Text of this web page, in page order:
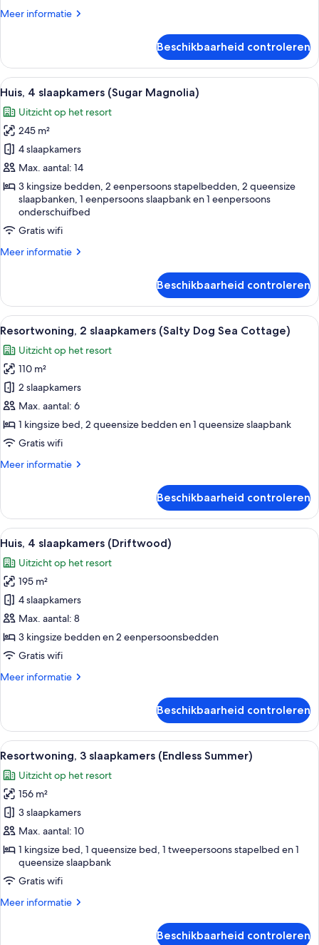
Meer informatie
Meer
3
slaapkamers
Beschikbaarheid controleren
Alle
foto's
voor
Huis,
4
slaapkamers
(Sugar
Magnolia)
laden
Een huis met twee verdiepingen,
27
Huis, 4 slaapkamers (Sugar Magnolia)
Uitzicht op het resort
245 m²
4 slaapkamers
Max. aantal: 14
3 kingsize bedden, 2 eenpersoons stapelbedden, 2 queensize
slaapbanken, 1 eenpersoons slaapbank en 1 eenpersoons
onderschuifbed
Gratis wifi
Meer informatie
Meer
4
slaapkamers
(Sugar
Beschikbaarheid controleren
Alle
foto's
voor
Resortwoning,
2
slaapkamers
(Salty
Dog
Cottage)
Een slaapkamer met een bed,
9
Resortwoning, 2 slaapkamers (Salty Dog Sea Cottage)
Uitzicht op het resort
110 m²
2 slaapkamers
Max. aantal: 6
1 kingsize bed, 2 queensize bedden en 1 queensize slaapbank
Gratis wifi
Meer informatie
Meer
2
slaapkamers
(Salty
Sea
Cottage)
Beschikbaarheid controleren
Alle
foto's
voor
Huis,
4
slaapkamers
(Driftwood)
laden
Een huis met twee verdiepingen,
34
Huis, 4 slaapkamers (Driftwood)
Uitzicht op het resort
195 m²
4 slaapkamers
Max. aantal: 8
3 kingsize bedden en 2 eenpersoonsbedden
Gratis wifi
Meer informatie
Meer
4
slaapkamers
(Driftwood)
Beschikbaarheid controleren
Alle
foto's
voor
Resortwoning,
3
slaapkamers
(Endless
Summer)
laden
Een rode golfkarretje geparkeerd
14
Resortwoning, 3 slaapkamers (Endless Summer)
Uitzicht op het resort
156 m²
3 slaapkamers
Max. aantal: 10
1 kingsize bed, 1 queensize bed, 1 tweepersoons stapelbed en 1
queensize slaapbank
Gratis wifi
Meer informatie
Meer
Beschikbaarheid controleren